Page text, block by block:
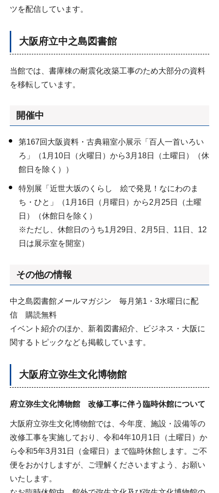
ツを配信しています。
大阪府立中之島図書館
当館では、書庫棟の耐震化改築工事のため大部分の資料
を移転しています。
開催中
第167回大阪資料・古典籍室小展示「百人一首いろい
ろ」（1月10日（火曜日）から3月18日（土曜日）（休
館日を除く））
特別展「近世大坂のくらし 絵で発見！なにわのま
ち・ひと」（1月16日（月曜日）から2月25日（土曜
日）（休館日を除く）
※ただし、休館日のうち1月29日、2月5日、11日、12
日は展示室を開室）
その他の情報
中之島図書館メールマガジン 毎月第1・3水曜日に配
信 購読無料
イベント紹介のほか、新着図書紹介、ビジネス・大阪に
関するトピックなども掲載しています。
大阪府立弥生文化博物館
府立弥生文化博物館 改修工事に伴う臨時休館について
大阪府立弥生文化博物館では、今年度、施設・設備等の
改修工事を実施しており、令和4年10月1日（土曜日）か
ら令和5年3月31日（金曜日）まで臨時休館します。ご不
便をおかけしますが、ご理解くださいますよう、お願い
いたします。